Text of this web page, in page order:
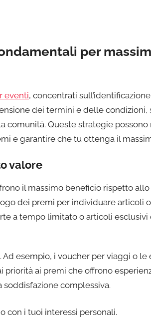
per
eventi, concentrati
dei termini e delle condizioni,
comunità. Queste strategie
e garantire che tu ottenga il
valore
il massimo beneficio rispetto
dei premi per individuare articoli
a tempo limitato o articoli
esempio, i voucher per viaggi o le
ai premi che offrono
complessiva.
con i tuoi interessi personali.